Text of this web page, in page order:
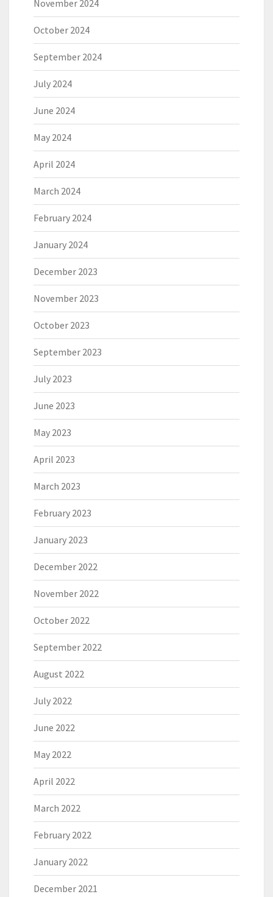
November 2024
October 2024
September 2024
July 2024
June 2024
May 2024
April 2024
March 2024
February 2024
January 2024
December 2023
November 2023
October 2023
September 2023
July 2023
June 2023
May 2023
April 2023
March 2023
February 2023
January 2023
December 2022
November 2022
October 2022
September 2022
August 2022
July 2022
June 2022
May 2022
April 2022
March 2022
February 2022
January 2022
December 2021